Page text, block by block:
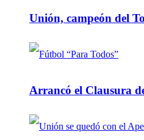
Unión, campeón del
Arrancó el Clausura